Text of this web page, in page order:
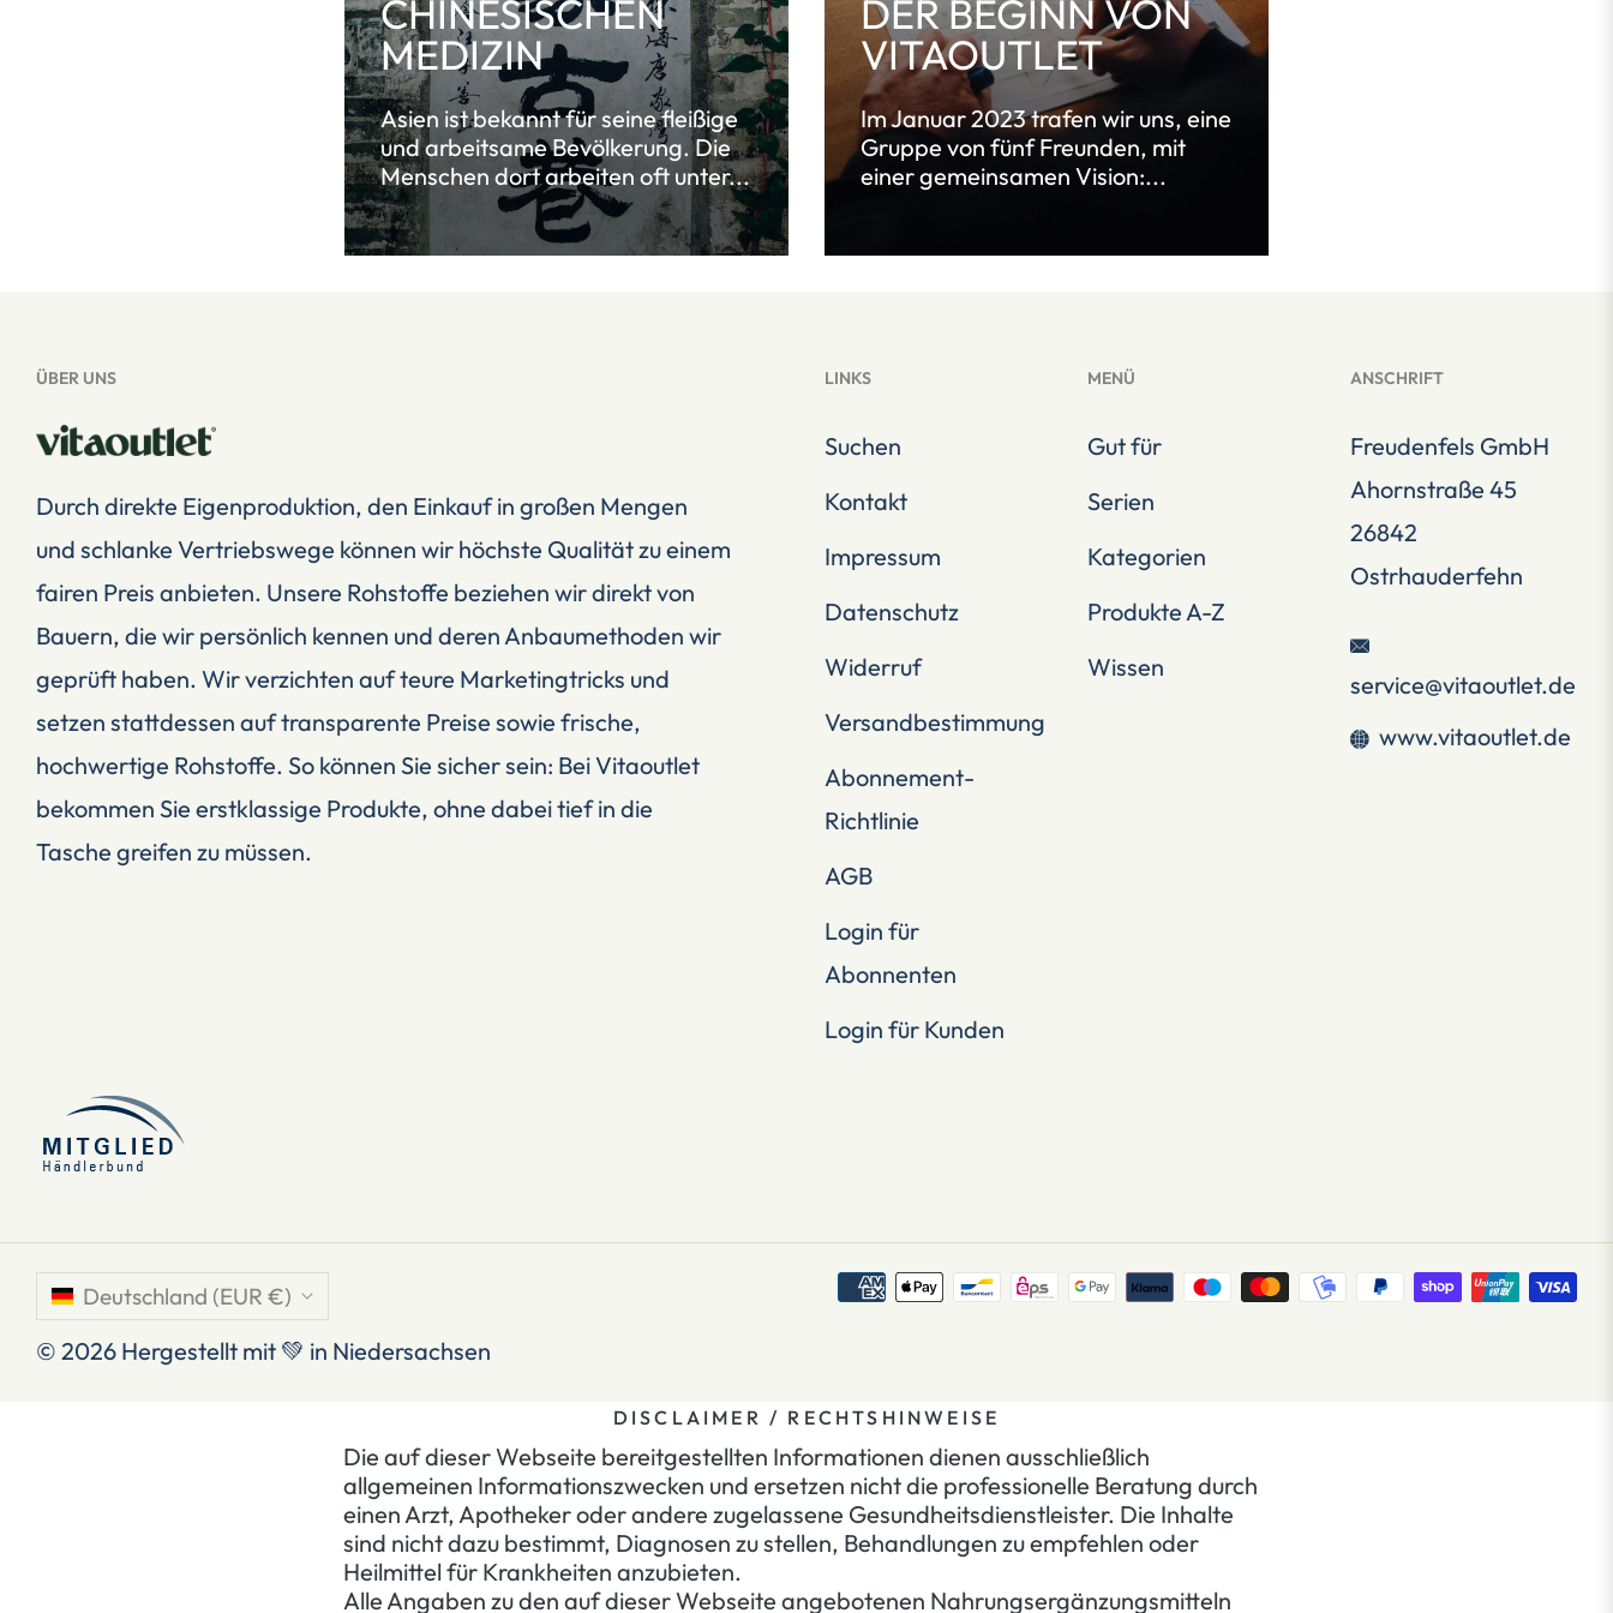
CHINESISCHEN
MEDIZIN
Asien ist bekannt für seine fleißige
und arbeitsame Bevölkerung. Die
Menschen dort arbeiten oft unter...
DER BEGINN VON
VITAOUTLET
Im Januar 2023 trafen wir uns, eine
Gruppe von fünf Freunden, mit
einer gemeinsamen Vision:...
ÜBER UNS
Durch direkte Eigenproduktion, den Einkauf in großen Mengen
und schlanke Vertriebswege können wir höchste Qualität zu einem
fairen Preis anbieten. Unsere Rohstoffe beziehen wir direkt von
Bauern, die wir persönlich kennen und deren Anbaumethoden wir
geprüft haben. Wir verzichten auf teure Marketingtricks und
setzen stattdessen auf transparente Preise sowie frische,
hochwertige Rohstoffe. So können Sie sicher sein: Bei Vitaoutlet
bekommen Sie erstklassige Produkte, ohne dabei tief in die
Tasche greifen zu müssen.
LINKS
Suchen
Kontakt
Impressum
Datenschutz
Widerruf
Versandbestimmung
Abonnement-
Richtlinie
AGB
Login für
Abonnenten
Login für Kunden
MENÜ
Gut für
Serien
Kategorien
Produkte A-Z
Wissen
ANSCHRIFT
Freudenfels GmbH
Ahornstraße 45
26842
Ostrhauderfehn
service@vitaoutlet.de
www.vitaoutlet.de
Deutschland (EUR €)
© 2026 Hergestellt mit 💚 in Niedersachsen
DISCLAIMER / RECHTSHINWEISE
Die auf dieser Webseite bereitgestellten Informationen dienen ausschließlich
allgemeinen Informationszwecken und ersetzen nicht die professionelle Beratung durch
einen Arzt, Apotheker oder andere zugelassene Gesundheitsdienstleister. Die Inhalte
sind nicht dazu bestimmt, Diagnosen zu stellen, Behandlungen zu empfehlen oder
Heilmittel für Krankheiten anzubieten.
Alle Angaben zu den auf dieser Webseite angebotenen Nahrungsergänzungsmitteln